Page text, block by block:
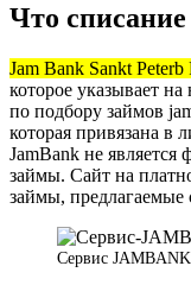
Что списание
Jam Bank Sankt Peterb
которое указывает
по подбору займов
которая привязана в
JamBank не является
займы. Сайт на
займы,
Сервис JAMBANK